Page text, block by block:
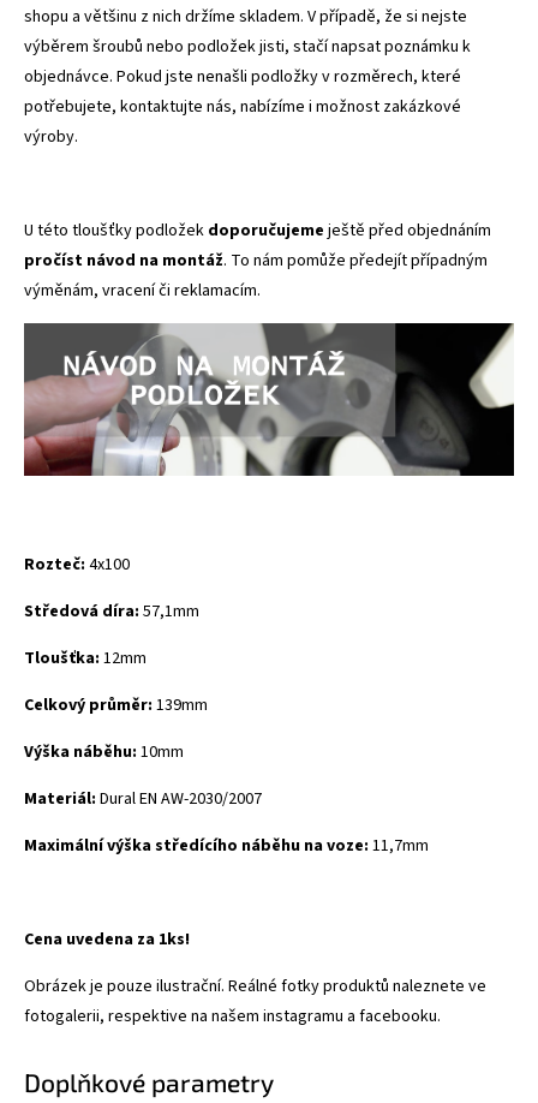
shopu a většinu z nich držíme skladem. V případě, že si nejste
výběrem šroubů nebo podložek jisti, stačí napsat poznámku k
objednávce. Pokud jste nenašli podložky v rozměrech, které
potřebujete, kontaktujte nás, nabízíme i možnost zakázkové
výroby.
U této tloušťky podložek doporučujeme ještě před objednáním
pročíst návod na montáž. To nám pomůže předejít případným
výměnám, vracení či reklamacím.
Rozteč: 4x100
Středová díra: 57,1mm
Tloušťka: 12mm
Celkový průměr: 139mm
Výška náběhu: 10mm
Materiál: DuralEN AW-2030/2007
Maximální výška středícího náběhu na voze: 11,7mm
Cena uvedena za 1ks!
Obrázek je pouze ilustrační. Reálné fotky produktů naleznete ve
fotogalerii, respektive na našem instagramu a facebooku.
Doplňkové parametry